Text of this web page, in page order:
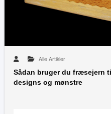
Alle Artikler
Sådan bruger du fræsejern
designs og mønstre